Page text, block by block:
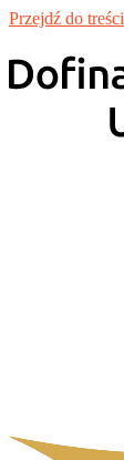
Przejdź do treści